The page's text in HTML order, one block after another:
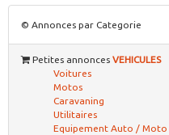
© Annonces par Categorie
Petites annonces VEHICULES
Voitures
Motos
Caravaning
Utilitaires
Equipement Auto / Moto